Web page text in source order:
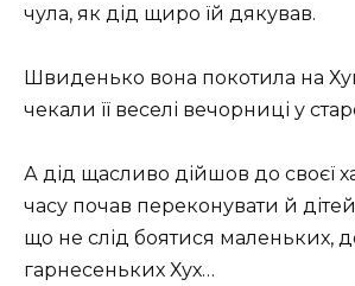
чула, як дід щиро їй дякував.
Швиденько вона покотила на
чекали її веселі вечорниці у
А дід щасливо дійшов до своєї
часу почав переконувати й
що не слід боятися маленьких,
гарнесеньких Хух…